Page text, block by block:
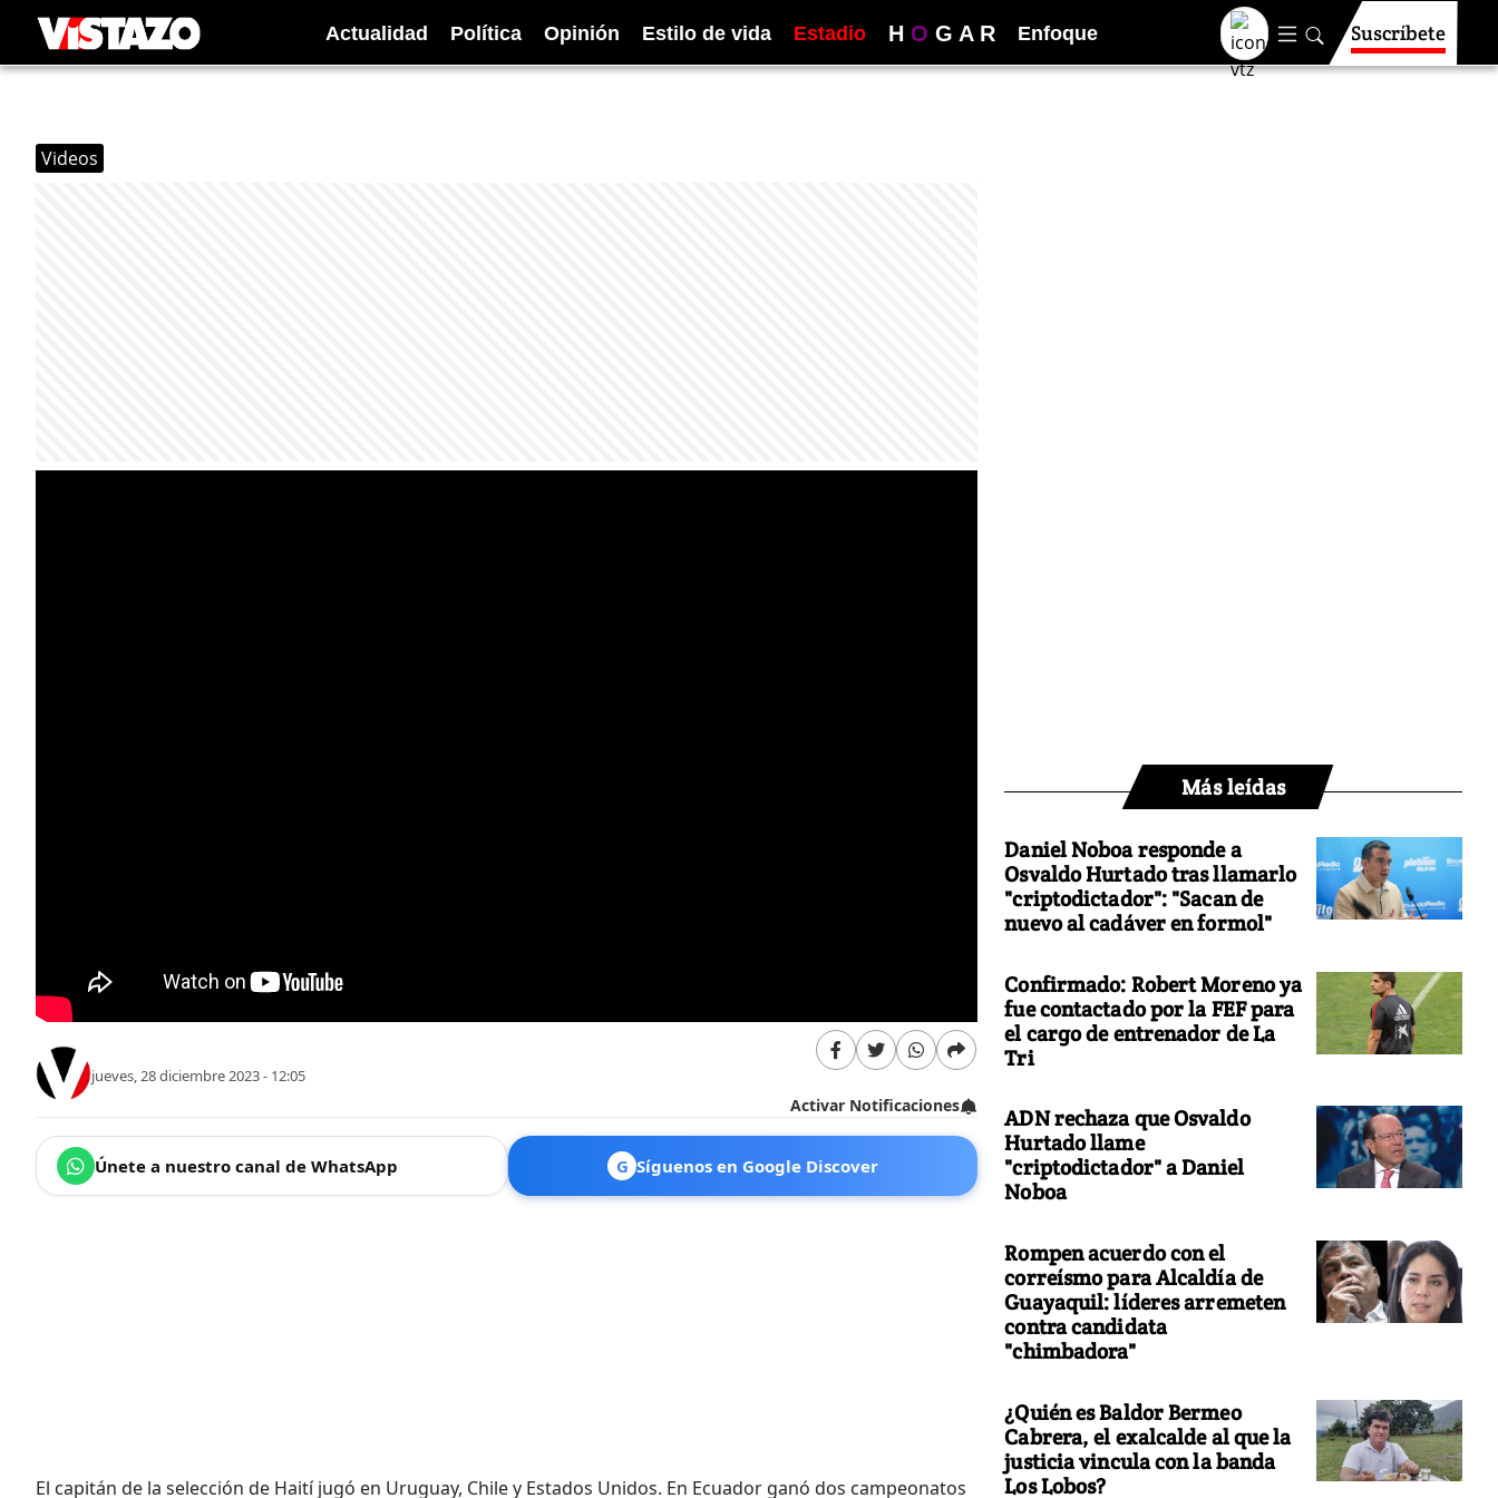
Actualidad Política Opinión Estilo de vida Estadio H O G A R Enfoque Suscríbete
Videos
jueves, 28 diciembre 2023 - 12:05
Activar Notificaciones
Únete a nuestro canal de WhatsApp G Síguenos en Google Discover
El capitán de la selección de Haití jugó en Uruguay, Chile y Estados Unidos. En Ecuador ganó dos campeonatos
Más leídas
Daniel Noboa responde a
Osvaldo Hurtado tras llamarlo
"criptodictador": "Sacan de
nuevo al cadáver en formol"
Confirmado: Robert Moreno ya
fue contactado por la FEF para
el cargo de entrenador de La
Tri
ADN rechaza que Osvaldo
Hurtado llame
"criptodictador" a Daniel
Noboa
Rompen acuerdo con el
correísmo para Alcaldía de
Guayaquil: líderes arremeten
contra candidata
"chimbadora"
¿Quién es Baldor Bermeo
Cabrera, el exalcalde al que la
justicia vincula con la banda
Los Lobos?